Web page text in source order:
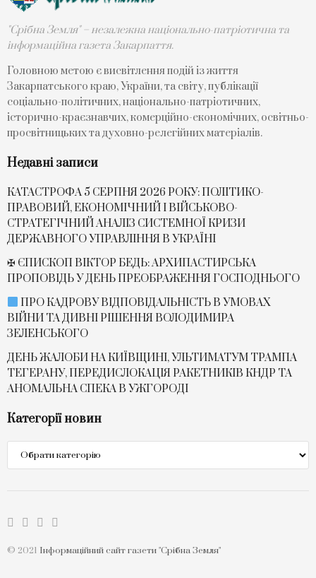
"Срібна Земля" – незалежна національно-патріотична та
інформаційна газета Закарпаття.
Головною метою є висвітлення подій із життя
Закарпатського краю, України, та світу, публікації
соціально-політичних, національно-патріотичних,
історично-краєзнавчих, комерційно-економічних, освітньо-
просвітницьких та духовно-релегійних матеріалів.
Недавні записи
КАТАСТРОФА 5 СЕРПНЯ 2026 РОКУ: ПОЛІТИКО-
ПРАВОВИЙ, ЕКОНОМІЧНИЙ І ВІЙСЬКОВО-
СТРАТЕГІЧНИЙ АНАЛІЗ СИСТЕМНОЇ КРИЗИ
ДЕРЖАВНОГО УПРАВЛІННЯ В УКРАЇНІ
✠ ЄПИСКОП ВІКТОР БЕДЬ: АРХИПАСТИРСЬКА
ПРОПОВІДЬ У ДЕНЬ ПРЕОБРАЖЕННЯ ГОСПОДНЬОГО
ПРО КАДРОВУ ВІДПОВІДАЛЬНІСТЬ В УМОВАХ
ВІЙНИ ТА ДИВНІ РІШЕННЯ ВОЛОДИМИРА
ЗЕЛЕНСЬКОГО
ДЕНЬ ЖАЛОБИ НА КИЇВЩИНІ, УЛЬТИМАТУМ ТРАМПА
ТЕГЕРАНУ, ПЕРЕДИСЛОКАЦІЯ РАКЕТНИКІВ КНДР ТА
АНОМАЛЬНА СПЕКА В УЖГОРОДІ
Категорії новин
новин
© 2021 Інформаційний сайт газети "Срібна Земля"